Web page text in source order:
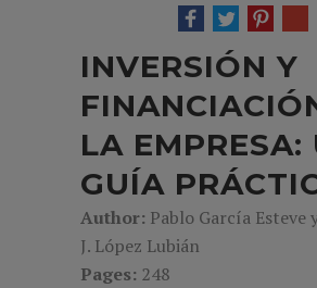
INVERSIÓN Y
LA EMPRESA:
GUÍA
Author: Pablo García Esteve
J. López Lubián
Pages: 248